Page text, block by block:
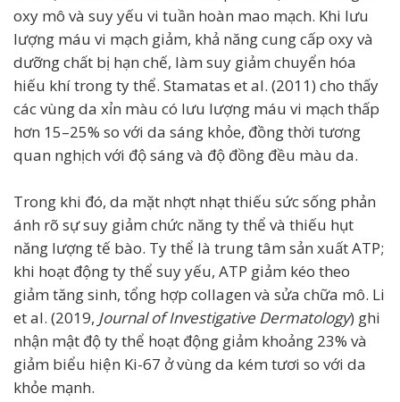
oxy mô và suy yếu vi tuần hoàn mao mạch. Khi lưu
lượng máu vi mạch giảm, khả năng cung cấp oxy và
dưỡng chất bị hạn chế, làm suy giảm chuyển hóa
hiếu khí trong ty thể. Stamatas et al. (2011) cho thấy
các vùng da xỉn màu có lưu lượng máu vi mạch thấp
hơn 15–25% so với da sáng khỏe, đồng thời tương
quan nghịch với độ sáng và độ đồng đều màu da.
Trong khi đó, da mặt nhợt nhạt thiếu sức sống phản
ánh rõ sự suy giảm chức năng ty thể và thiếu hụt
năng lượng tế bào. Ty thể là trung tâm sản xuất ATP;
khi hoạt động ty thể suy yếu, ATP giảm kéo theo
giảm tăng sinh, tổng hợp collagen và sửa chữa mô. Li
et al. (2019, Journal of Investigative Dermatology) ghi
nhận mật độ ty thể hoạt động giảm khoảng 23% và
giảm biểu hiện Ki-67 ở vùng da kém tươi so với da
khỏe mạnh.